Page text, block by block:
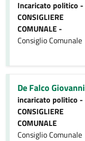
Incaricato politico -
CONSIGLIERE
COMUNALE -
Consiglio Comunale
De Falco Giovanni
incaricato politico -
CONSIGLIERE
COMUNALE
Consiglio Comunale